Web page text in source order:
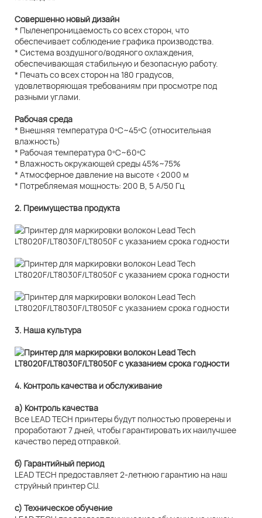
Совершенно новый дизайн
* Пыленепроницаемость со всех сторон, что
обеспечивает соблюдение графика производства.
* Система воздушного/водяного охлаждения,
обеспечивающая стабильную и безопасную работу.
* Печать со всех сторон на 180 градусов,
удовлетворяющая требованиям при просмотре под
разными углами.
Рабочая среда
* Внешняя температура 0ºC~45ºC (относительная
влажность)
* Рабочая температура 0ºC~60ºC
* Влажность окружающей среды 45%~75%
* Атмосферное давление на высоте <2000 м
* Потребляемая мощность: 200 В, 5 А/50 Гц
2. Преимущества продукта
3. Наша культура
4. Контроль качества и обслуживание
а) Контроль качества
Все LEAD TECH принтеры будут полностью проверены и
проработают 7 дней, чтобы гарантировать их наилучшее
качество перед отправкой.
б) Гарантийный период
LEAD TECH предоставляет 2-летнюю гарантию на наш
струйный принтер CIJ.
c) Техническое обучение